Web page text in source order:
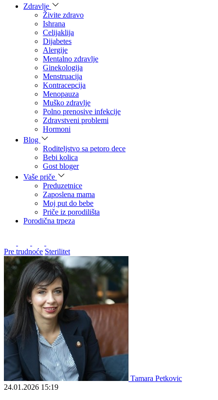
Zdravlje
Živite zdravo
Ishrana
Celijaklija
Dijabetes
Alergije
Mentalno zdravlje
Ginekologija
Menstruacija
Kontracepcija
Menopauza
Muško zdravlje
Polno prenosive infekcije
Zdravstveni problemi
Hormoni
Blog
Roditeljstvo sa petoro dece
Bebi kolica
Gost bloger
Vaše priče
Preduzetnice
Zaposlena mama
Moj put do bebe
Priče iz porodilišta
Porodična trpeza
Pre trudnoće Sterilitet
Tamara Petkovic
24.01.2026 15:19